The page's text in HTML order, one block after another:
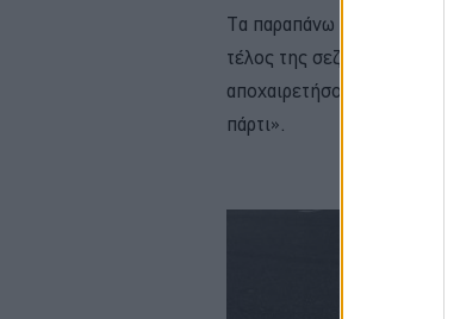
Τα παραπάνω αποτελούν μία
τέλος της σεζόν που
αποχαιρετήσουν την F1 με
πάρτι».